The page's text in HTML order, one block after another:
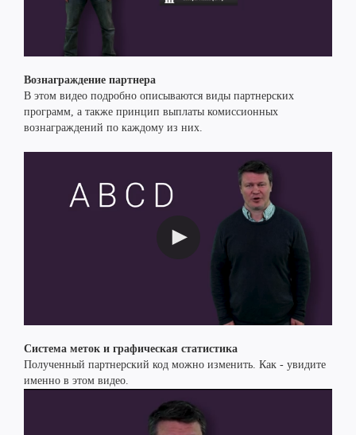
Вознаграждение партнера
В этом видео подробно описываются виды партнерских
программ, а также принцип выплаты комиссионных
вознаграждений по каждому из них.
Система меток и графическая статистика
Полученный партнерский код можно изменить. Как - увидите
именно в этом видео.